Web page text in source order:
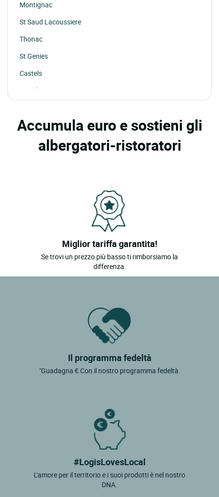
Montignac
St Saud Lacoussiere
Thonac
St Genies
Castels
St Aulaye
Accumula euro e sostieni gli
albergatori-ristoratori
Miglior tariffa garantita!
Se trovi un prezzo più basso ti rimborsiamo la
differenza.
Il programma fedeltà
"Guadagna € Con il nostro programma fedeltà.
#LogisLovesLocal
L'amore per il territorio e i suoi prodotti è nel nostro
DNA.